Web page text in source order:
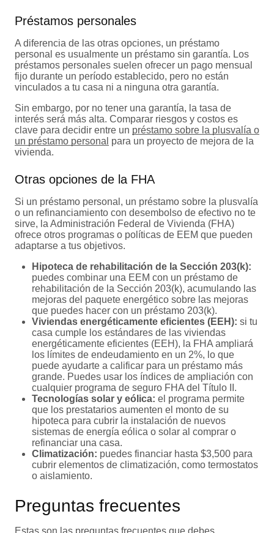
Préstamos personales
A diferencia de las otras opciones, un préstamo
personal es usualmente un préstamo sin garantía. Los
préstamos personales suelen ofrecer un pago mensual
fijo durante un período establecido, pero no están
vinculados a tu casa ni a ninguna otra garantía.
Sin embargo, por no tener una garantía, la tasa de
interés será más alta. Comparar riesgos y costos es
clave para decidir entre un préstamo sobre la plusvalía o
un préstamo personal para un proyecto de mejora de la
vivienda.
Otras opciones de la FHA
Si un préstamo personal, un préstamo sobre la plusvalía
o un refinanciamiento con desembolso de efectivo no te
sirve, la Administración Federal de Vivienda (FHA)
ofrece otros programas o políticas de EEM que pueden
adaptarse a tus objetivos.
Hipoteca de rehabilitación de la Sección 203(k):
puedes combinar una EEM con un préstamo de
rehabilitación de la Sección 203(k), acumulando las
mejoras del paquete energético sobre las mejoras
que puedes hacer con un préstamo 203(k).
Viviendas energéticamente eficientes (EEH): si tu
casa cumple los estándares de las viviendas
energéticamente eficientes (EEH), la FHA ampliará
los límites de endeudamiento en un 2%, lo que
puede ayudarte a calificar para un préstamo más
grande. Puedes usar los índices de ampliación con
cualquier programa de seguro FHA del Título II.
Tecnologías solar y eólica: el programa permite
que los prestatarios aumenten el monto de su
hipoteca para cubrir la instalación de nuevos
sistemas de energía eólica o solar al comprar o
refinanciar una casa.
Climatización: puedes financiar hasta $3,500 para
cubrir elementos de climatización, como termostatos
o aislamiento.
Preguntas frecuentes